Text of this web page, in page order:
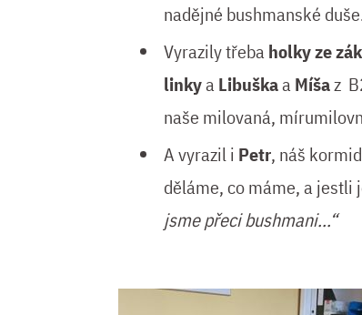
nadějné bushmanské
Vyrazily třebaholky ze
linkyaLibuškaaMíšaz
naše milovaná,
A vyrazil i Petr, náš
děláme, co máme, a jestli
jsme přeci bushmani...“